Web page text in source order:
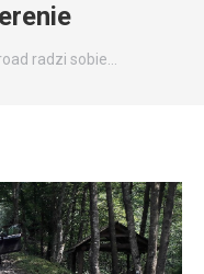
radzi sobie…